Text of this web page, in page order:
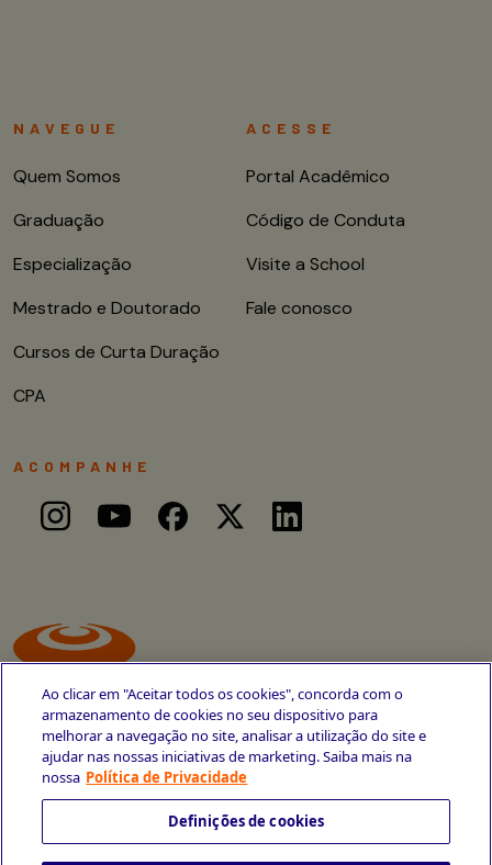
Avenida Cais do Apolo, 77
+55 81 3419-6700
NAVEGUE
Quem Somos
Graduação
Especialização
Mestrado e Doutorado
Cursos de Curta Duração
CPA
ACESSE
Portal Acadêmico
Código de Conduta
Visite a School
Fale conosco
ACOMPANHE
Ao clicar em "Aceitar todos os cookies", concorda com o
armazenamento de cookies no seu dispositivo para
melhorar a navegação no site, analisar a utilização do site e
ajudar nas nossas iniciativas de marketing. Saiba mais na
nossa Política de Privacidade
Definições de cookies